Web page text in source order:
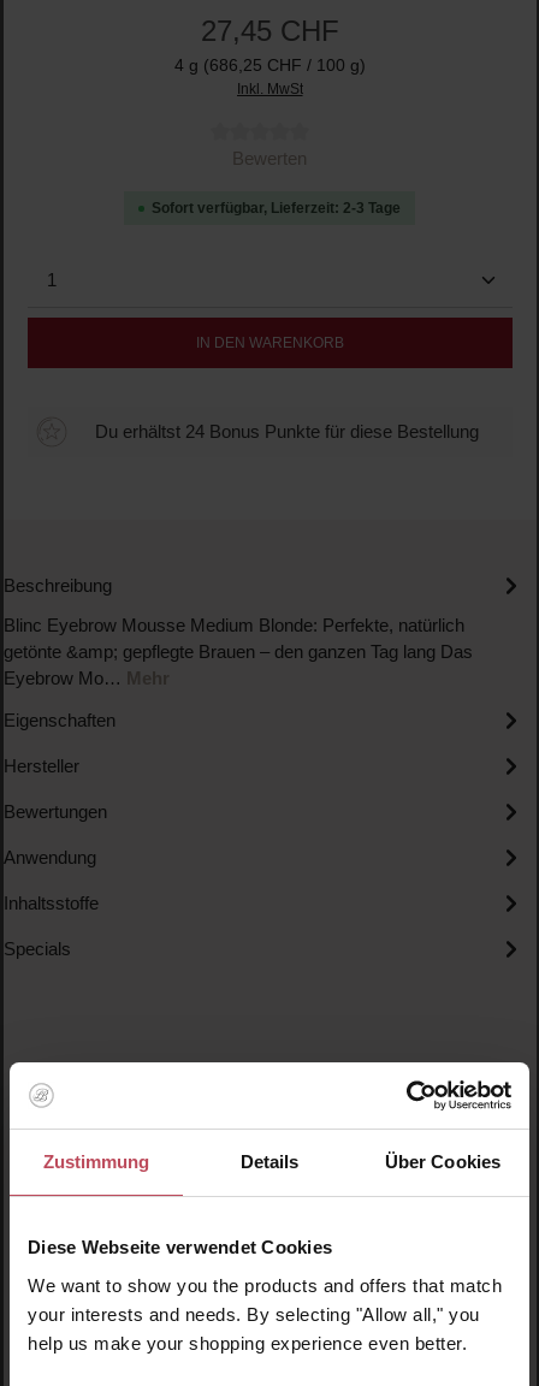
Zustimmung Details Über Cookies
Diese Webseite verwendet Cookies
We want to show you the products and offers that match
your interests and needs. By selecting "Allow all," you
help us make your shopping experience even better.
27,45 CHF
4 g (686,25 CHF / 100 g)
Inkl. MwSt
Durchschnittliche Bewertung von 0 von 5 Sternen
Bewerten
Sofort verfügbar, Lieferzeit: 2-3 Tage
Produkt Anzahl: Gib den gewünschten Wert ein
IN DEN WARENKORB
Du erhältst 24 Bonus Punkte für diese Bestellung
Beschreibung
Blinc Eyebrow Mousse Medium Blonde: Perfekte, natürlich
getönte &amp; gepflegte Brauen – den ganzen Tag lang Das
Eyebrow Mo… Mehr
Eigenschaften
Hersteller
Bewertungen
Anwendung
Inhaltsstoffe
Specials
Neu